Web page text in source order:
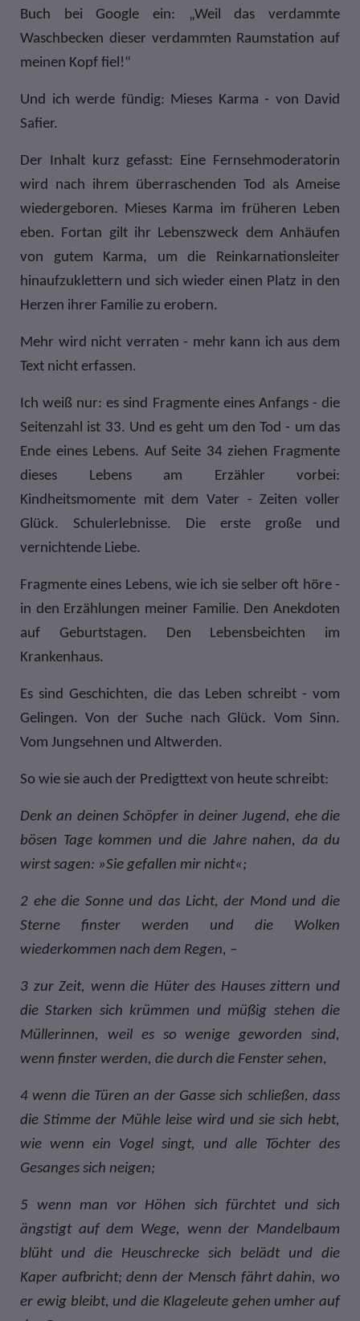
Buch bei Google ein: „Weil das verdammte
Waschbecken dieser verdammten Raumstation auf
meinen Kopf fiel!“
Und ich werde fündig: Mieses Karma - von David
Safier.
Der Inhalt kurz gefasst: Eine Fernsehmoderatorin
wird nach ihrem überraschenden Tod als Ameise
wiedergeboren. Mieses Karma im früheren Leben
eben. Fortan gilt ihr Lebenszweck dem Anhäufen
von gutem Karma, um die Reinkarnationsleiter
hinaufzuklettern und sich wieder einen Platz in den
Herzen ihrer Familie zu erobern.
Mehr wird nicht verraten - mehr kann ich aus dem
Text nicht erfassen.
Ich weiß nur: es sind Fragmente eines Anfangs - die
Seitenzahl ist 33. Und es geht um den Tod - um das
Ende eines Lebens. Auf Seite 34 ziehen Fragmente
dieses Lebens am Erzähler vorbei:
Kindheitsmomente mit dem Vater - Zeiten voller
Glück. Schulerlebnisse. Die erste große und
vernichtende Liebe.
Fragmente eines Lebens, wie ich sie selber oft höre -
in den Erzählungen meiner Familie. Den Anekdoten
auf Geburtstagen. Den Lebensbeichten im
Krankenhaus.
Es sind Geschichten, die das Leben schreibt - vom
Gelingen. Von der Suche nach Glück. Vom Sinn.
Vom Jungsehnen und Altwerden.
So wie sie auch der Predigttext von heute schreibt:
Denk an deinen Schöpfer in deiner Jugend, ehe die
bösen Tage kommen und die Jahre nahen, da du
wirst sagen: »Sie gefallen mir nicht«;
2 ehe die Sonne und das Licht, der Mond und die
Sterne finster werden und die Wolken
wiederkommen nach dem Regen, –
3 zur Zeit, wenn die Hüter des Hauses zittern und
die Starken sich krümmen und müßig stehen die
Müllerinnen, weil es so wenige geworden sind,
wenn finster werden, die durch die Fenster sehen,
4 wenn die Türen an der Gasse sich schließen, dass
die Stimme der Mühle leise wird und sie sich hebt,
wie wenn ein Vogel singt, und alle Töchter des
Gesanges sich neigen;
5
wenn man vor Höhen sich fürchtet und sich
ängstigt auf dem Wege, wenn der Mandelbaum
blüht und die Heuschrecke sich belädt und die
Kaper aufbricht; denn der Mensch fährt dahin, wo
er ewig bleibt, und die Klageleute gehen umher auf